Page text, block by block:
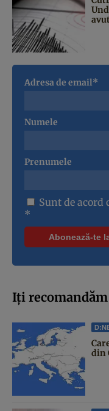
Adresa de email*
Numele
Prenumele
Sunt de acord
*
Iți recomandăm
din